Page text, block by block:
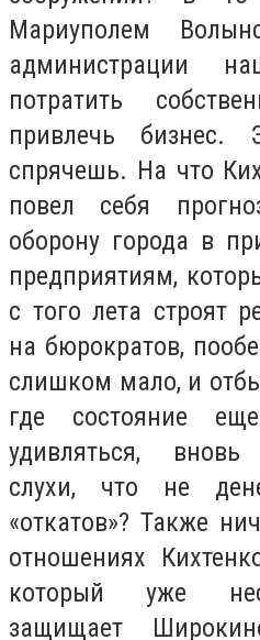
Мариуполем
администрации
потратить
привлечь
спрячешь. На что
повел себя
оборону города в
предприятиям,
с того лета строят
на бюрократов,
слишком мало, и
где состояние
удивляться, вновь
слухи, что не
«откатов»? Также
отношениях
который уже
защищает